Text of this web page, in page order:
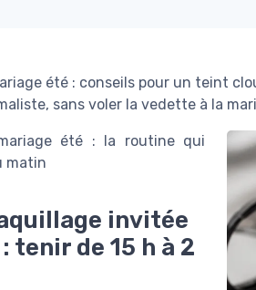
été : conseils pour un teint
sans voler la vedette à la
été : la routine qui
matin
invitée
tenir de 15 h à 2